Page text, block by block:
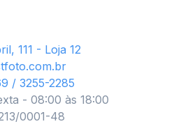
111 - Loja 12
/ 3255-2285
- 08:00 às 18:00
0001-48